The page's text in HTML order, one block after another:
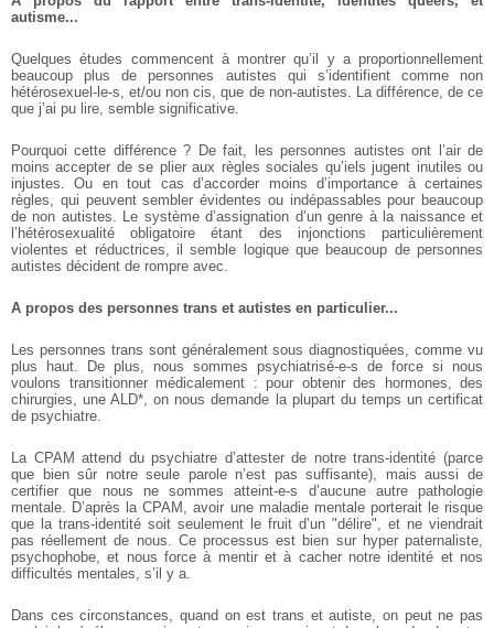
autisme...
Quelques études commencent à montrer qu’il y a proportionnellement
beaucoup plus de personnes autistes qui s’identifient comme non
hétérosexuel-le-s, et/ou non cis, que de non-autistes. La différence, de ce
que j’ai pu lire, semble significative.
Pourquoi cette différence ? De fait, les personnes autistes ont l’air de
moins accepter de se plier aux règles sociales qu’iels jugent inutiles ou
injustes. Ou en tout cas d’accorder moins d’importance à certaines
règles, qui peuvent sembler évidentes ou indépassables pour beaucoup
de non autistes. Le système d’assignation d’un genre à la naissance et
l’hétérosexualité obligatoire étant des injonctions particulièrement
violentes et réductrices, il semble logique que beaucoup de personnes
autistes décident de rompre avec.
A propos des personnes trans et autistes en particulier...
Les personnes trans sont généralement sous diagnostiquées, comme vu
plus haut. De plus, nous sommes psychiatrisé-e-s de force si nous
voulons transitionner médicalement : pour obtenir des hormones, des
chirurgies, une ALD*, on nous demande la plupart du temps un certificat
de psychiatre.
La CPAM attend du psychiatre d’attester de notre trans-identité (parce
que bien sûr notre seule parole n’est pas suffisante), mais aussi de
certifier que nous ne sommes atteint-e-s d’aucune autre pathologie
mentale. D’après la CPAM, avoir une maladie mentale porterait le risque
que la trans-identité soit seulement le fruit d’un "délire", et ne viendrait
pas réellement de nous. Ce processus est bien sur hyper paternaliste,
psychophobe, et nous force à mentir et à cacher notre identité et nos
difficultés mentales, s’il y a.
Dans ces circonstances, quand on est trans et autiste, on peut ne pas